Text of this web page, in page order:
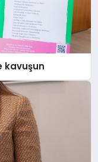
kavuşun